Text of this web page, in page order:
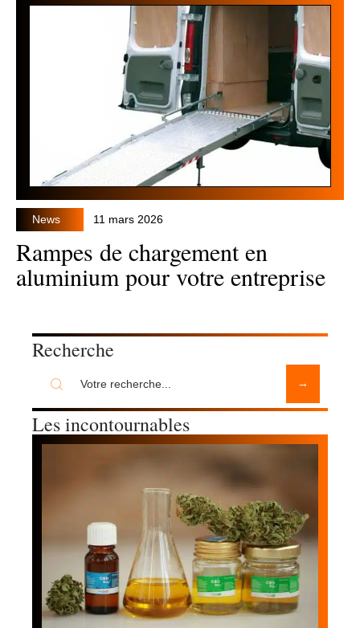
News 11 mars 2026
Rampes de chargement en
aluminium pour votre entreprise
Recherche
Les incontournables